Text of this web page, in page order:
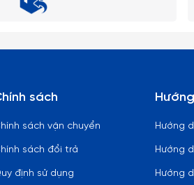
tinh (từ nóng sang lạnh hoặc
những chất tẩy rửa thần kỳ, giúp ly cốc
khó rửa sạch có thể dùng những
sách
sách vận chuyển
sách đổi trả
định sử dụng
Hướng
Hướng
Hướng